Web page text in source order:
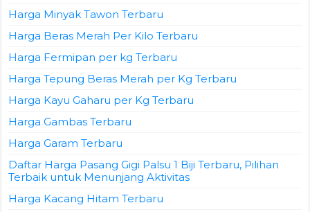
Harga Minyak Tawon Terbaru
Harga Beras Merah Per Kilo Terbaru
Harga Fermipan per kg Terbaru
Harga Tepung Beras Merah per Kg Terbaru
Harga Kayu Gaharu per Kg Terbaru
Harga Gambas Terbaru
Harga Garam Terbaru
Daftar Harga Pasang Gigi Palsu 1 Biji Terbaru, Pilihan
Terbaik untuk Menunjang Aktivitas
Harga Kacang Hitam Terbaru